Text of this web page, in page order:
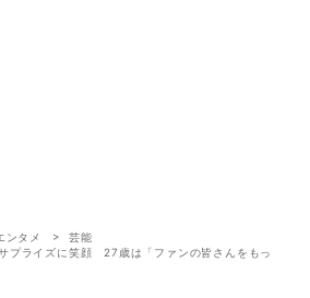
ンタメ
芸能
プライズに笑顔 27歳は「ファンの皆さんをもっ